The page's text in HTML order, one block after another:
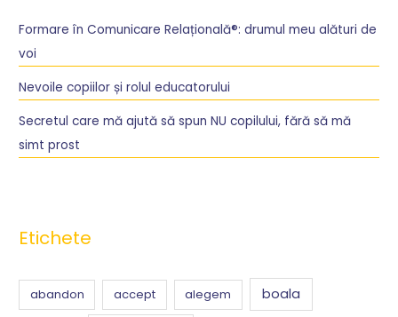
f
o
r
:
Formare în Comunicare Relațională®: drumul meu alături de
voi
Nevoile copiilor și rolul educatorului
Secretul care mă ajută să spun NU copilului, fără să mă
simt prost
Etichete
abandon accept alegem boala